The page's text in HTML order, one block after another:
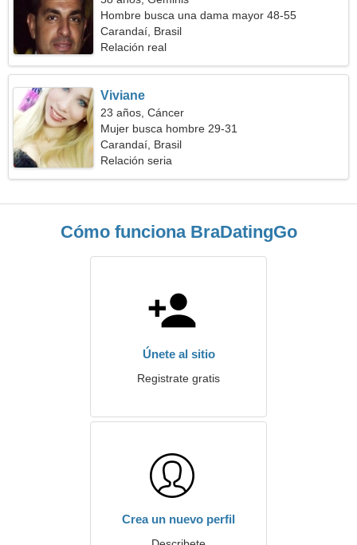
Hombre busca una dama mayor 48-55
Carandaí, Brasil
Relación real
Viviane
23 años, Cáncer
Mujer busca hombre 29-31
Carandaí, Brasil
Relación seria
Cómo funciona BraDatingGo
Únete al sitio
Registrate gratis
Crea un nuevo perfil